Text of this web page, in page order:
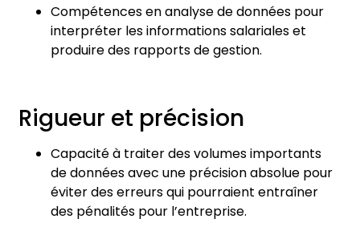
Compétences en analyse de données pour
interpréter les informations salariales et
produire des rapports de gestion.
Rigueur et précision
Capacité à traiter des volumes importants
de données avec une précision absolue pour
éviter des erreurs qui pourraient entraîner
des pénalités pour l’entreprise.